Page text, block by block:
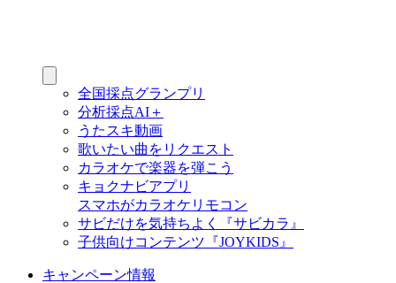
全国採点グランプリ
分析採点AI＋
うたスキ動画
歌いたい曲をリクエスト
カラオケで楽器を弾こう
キョクナビアプリ
スマホがカラオケリモコン
サビだけを気持ちよく『サビカラ』
子供向けコンテンツ『JOYKIDS』
キャンペーン情報